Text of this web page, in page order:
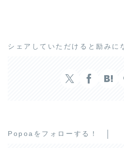
シェアしていただけると励みに
Popoaをフォローする！